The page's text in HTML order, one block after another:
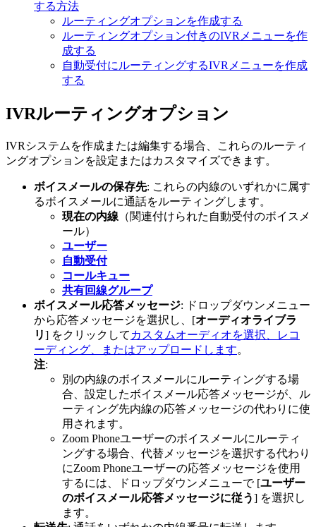
する方法
ルーティングオプションを作成する
ルーティングオプション付きのIVRメニューを作
成する
自動受付にルーティングするIVRメニューを作成
する
IVRルーティングオプション
IVRシステムを作成または編集する場合、これらのルーティ
ングオプションを設定またはカスタマイズできます。
ボイスメールの保存先: これらの内線のいずれかに属す
るボイスメールに通話をルーティングします。
現在の内線 （関連付けられた自動受付のボイスメ
ール）
ユーザー
自動受付
コールキュー
共有回線グループ
ボイスメール応答メッセージ: ドロップダウンメニュー
から応答メッセージを選択し、[オーディオライブラ
リ] をクリックして カスタムオーディオを選択、レコ
ーディング、またはアップロードします。
注:
別の内線のボイスメールにルーティングする場
合、設定したボイスメール応答メッセージが、ル
ーティング先内線の応答メッセージの代わりに使
用されます。
Zoom Phoneユーザーのボイスメールにルーティ
ングする場合、代替メッセージを選択する代わり
にZoom Phoneユーザーの応答メッセージを使用
するには、ドロップダウンメニューで [ユーザー
のボイスメール応答メッセージに従う] を選択し
ます。